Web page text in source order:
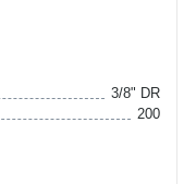
3/8" DR
200